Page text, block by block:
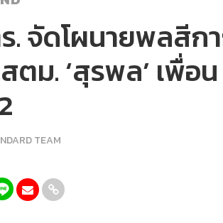
. จัดโผนายพลสีก
ตม. ‘สุรพล’ เพื่
TEAM